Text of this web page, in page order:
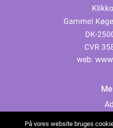
web:
På vores website bruges